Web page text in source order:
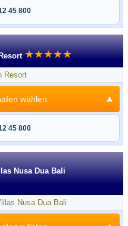
45 800
★★★★★
45 800
wählen
Nusa Dua Bali